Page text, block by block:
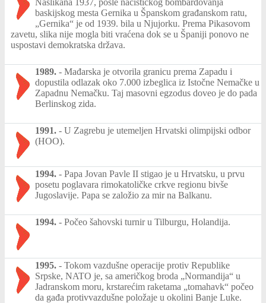
Naslikana 1937, posle nacističkog bombardovanja
baskijskog mesta Gernika u Španskom građanskom ratu,
„Gernika“ je od 1939. bila u Njujorku. Prema Pikasovom
zavetu, slika nije mogla biti vraćena dok se u Španiji ponovo ne
uspostavi demokratska država.
1989. - Mađarska je otvorila granicu prema Zapadu i
dopustila odlazak oko 7.000 izbeglica iz Istočne Nemačke u
Zapadnu Nemačku. Taj masovni egzodus doveo je do pada
Berlinskog zida.
1991. - U Zagrebu je utemeljen Hrvatski olimpijski odbor
(HOO).
1994. - Papa Jovan Pavle II stigao je u Hrvatsku, u prvu
posetu poglavara rimokatoličke crkve regionu bivše
Jugoslavije. Papa se založio za mir na Balkanu.
1994. - Počeo šahovski turnir u Tilburgu, Holandija.
1995. - Tokom vazdušne operacije protiv Republike
Srpske, NATO je, sa američkog broda „Normandija“ u
Jadranskom moru, krstarećim raketama „tomahavk“ počeo
da gađa protivvazdušne položaje u okolini Banje Luke.